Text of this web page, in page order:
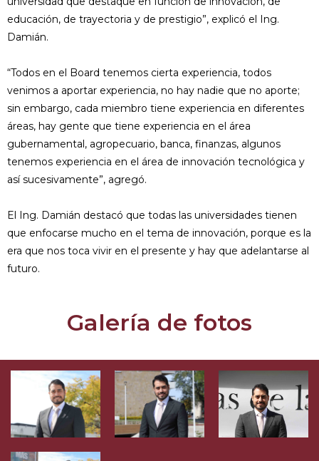
educación, de trayectoria y de prestigio”, explicó el Ing.
Damián.
“Todos en el Board tenemos cierta experiencia, todos
venimos a aportar experiencia, no hay nadie que no aporte;
sin embargo, cada miembro tiene experiencia en diferentes
áreas, hay gente que tiene experiencia en el área
gubernamental, agropecuario, banca, finanzas, algunos
tenemos experiencia en el área de innovación tecnológica y
así sucesivamente”, agregó.
El Ing. Damián destacó que todas las universidades tienen
que enfocarse mucho en el tema de innovación, porque es la
era que nos toca vivir en el presente y hay que adelantarse al
futuro.
Galería de fotos